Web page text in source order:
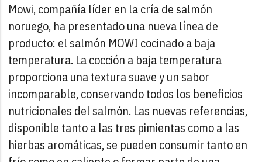
Mowi, compañía líder en la cría de salmón
noruego, ha presentado una nueva línea de
producto: el salmón MOWI cocinado a baja
temperatura. La cocción a baja temperatura
proporciona una textura suave y un sabor
incomparable, conservando todos los beneficios
nutricionales del salmón. Las nuevas referencias,
disponible tanto a las tres pimientas como a las
hierbas aromáticas, se pueden consumir tanto en